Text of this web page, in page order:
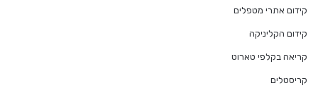
קידום אתרי מטפלים
קידום הקליניקה
קריאה בקלפי טארוט
קריסטלים